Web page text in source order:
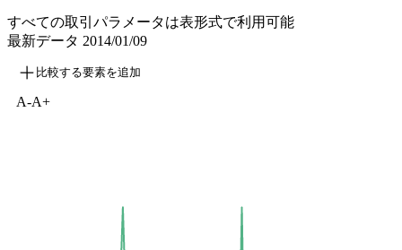
すべての取引パラメータは表形式で利用可能
最新データ 2014/01/09
比較する要素を追加